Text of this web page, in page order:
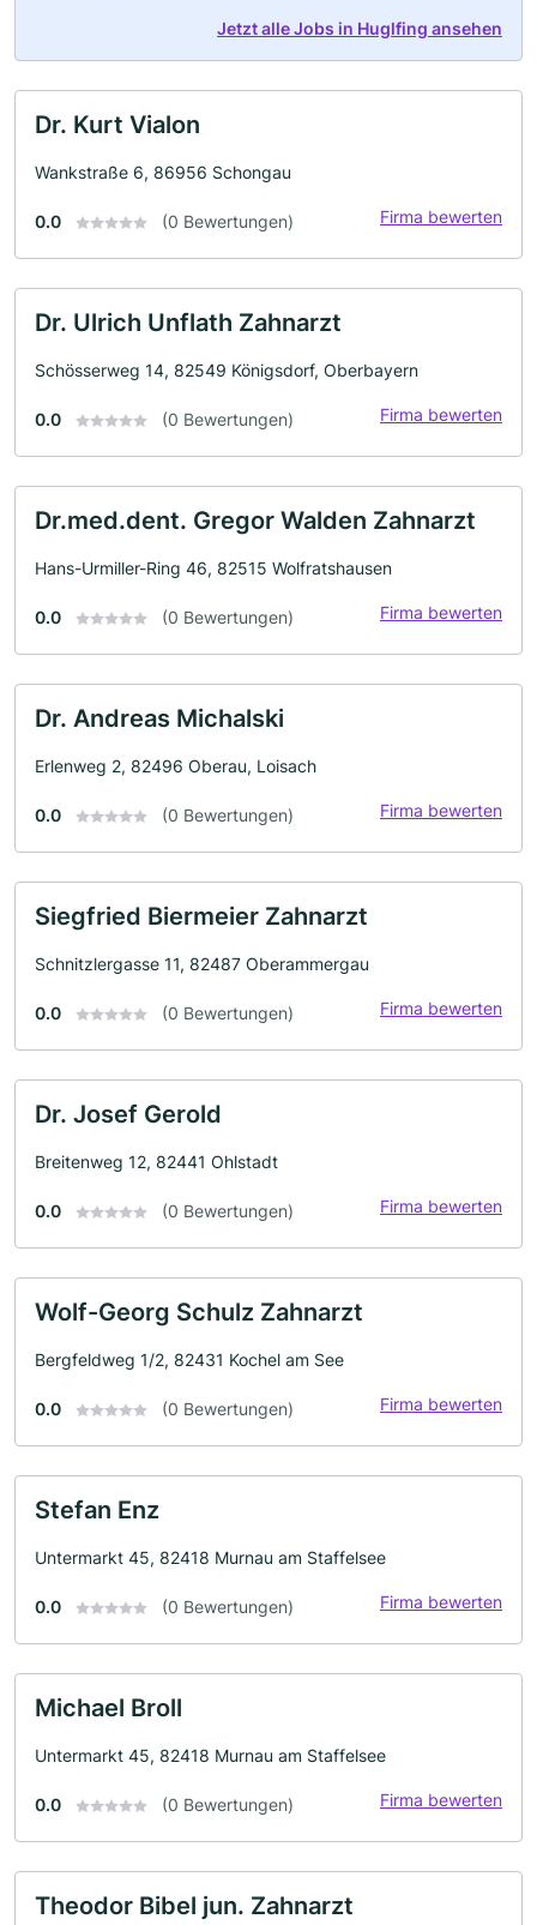
Jetzt alle Jobs in Huglfing ansehen
Dr. Kurt Vialon
Wankstraße 6, 86956 Schongau
0.0 (0 Bewertungen) Firma bewerten
Dr. Ulrich Unflath Zahnarzt
Schösserweg 14, 82549 Königsdorf, Oberbayern
0.0 (0 Bewertungen) Firma bewerten
Dr.med.dent. Gregor Walden Zahnarzt
Hans-Urmiller-Ring 46, 82515 Wolfratshausen
0.0 (0 Bewertungen) Firma bewerten
Dr. Andreas Michalski
Erlenweg 2, 82496 Oberau, Loisach
0.0 (0 Bewertungen) Firma bewerten
Siegfried Biermeier Zahnarzt
Schnitzlergasse 11, 82487 Oberammergau
0.0 (0 Bewertungen) Firma bewerten
Dr. Josef Gerold
Breitenweg 12, 82441 Ohlstadt
0.0 (0 Bewertungen) Firma bewerten
Wolf-Georg Schulz Zahnarzt
Bergfeldweg 1/2, 82431 Kochel am See
0.0 (0 Bewertungen) Firma bewerten
Stefan Enz
Untermarkt 45, 82418 Murnau am Staffelsee
0.0 (0 Bewertungen) Firma bewerten
Michael Broll
Untermarkt 45, 82418 Murnau am Staffelsee
0.0 (0 Bewertungen) Firma bewerten
Theodor Bibel jun. Zahnarzt